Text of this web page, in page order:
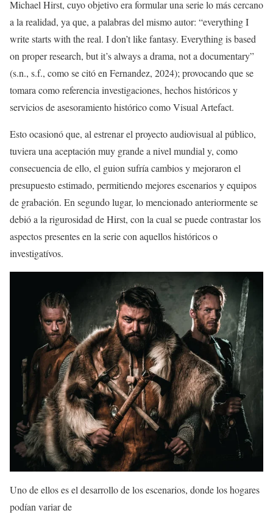
Michael Hirst, cuyo objetivo era formular una serie lo más cercano
a la realidad, ya que, a palabras del mismo autor: “everything I
write starts with the real. I don’t like fantasy. Everything is based
on proper research, but it’s always a drama, not a documentary”
(s.n., s.f., como se citó en Fernandez, 2024); provocando que se
tomara como referencia investigaciones, hechos históricos y
servicios de asesoramiento histórico como Visual Artefact.
Esto ocasionó que, al estrenar el proyecto audiovisual al público,
tuviera una aceptación muy grande a nivel mundial y, como
consecuencia de ello, el guion sufría cambios y mejoraron el
presupuesto estimado, permitiendo mejores escenarios y equipos
de grabación. En segundo lugar, lo mencionado anteriormente se
debió a la rigurosidad de Hirst, con la cual se puede contrastar los
aspectos presentes en la serie con aquellos históricos o
investigatívos.
Uno de ellos es el desarrollo de los escenarios, donde los hogares
podían variar de